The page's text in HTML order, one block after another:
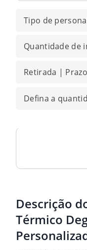
Tipo de
Quantidade de
Retirada |
Defina a
Descrição
Térmico